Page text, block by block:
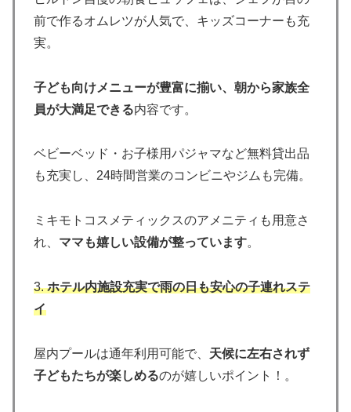
前で作るオムレツが人気で、キッズコーナーも充
実。
子ども向けメニューが豊富に揃い、朝から家族全
員が大満足できる内容です。
ベビーベッド・お子様用パジャマなど無料貸出品
も充実し、24時間営業のコンビニやジムも完備。
ミキモトコスメティックスのアメニティも用意さ
れ、 ママも嬉しい設備が整っています。
3.ホテル内施設充実で雨の日も安心の子連れステ
イ
屋内プールは通年利用可能で、 天候に左右されず
子どもたちが楽しめるのが嬉しいポイント！。